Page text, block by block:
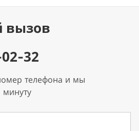
вызов
32
телефона и мы